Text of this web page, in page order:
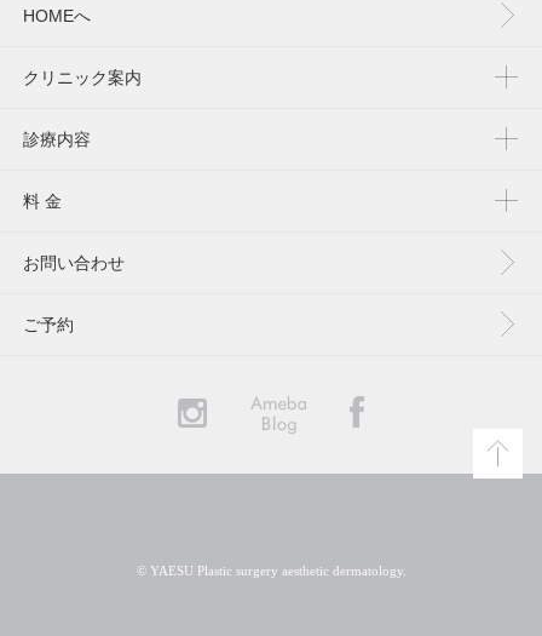
HOMEへ
クリニック案内
診療内容
料 金
お問い合わせ
ご予約
© YAESU Plastic surgery aesthetic dermatology.